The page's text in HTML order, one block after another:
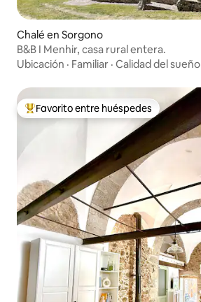
Chalé en Sorgono
B&B I Menhir, casa rural entera.
Ubicación · Familiar · Calidad del sueño
Favorito entre huéspedes preferido
Favorito entre huéspedes